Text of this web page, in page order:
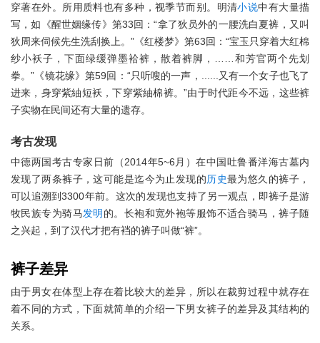
穿著在外。所用质料也有多种，视季节而别。明清小说中有大量描
写，如《醒世姻缘传》第33回：“拿了狄员外的一腰洗白夏裤，又叫
狄周来伺候先生洗刮换上。”《红楼梦》第63回：“宝玉只穿着大红棉
纱小袄子，下面绿缓弹墨袷裤，散着裤脚，……和芳官两个先划
拳。”《镜花缘》第59回：“只听嗖的一声，......又有一个女子也飞了
进来，身穿紫紬短袄，下穿紫紬棉裤。”由于时代距今不远，这些裤
子实物在民间还有大量的遗存。
考古发现
中德两国考古专家日前（2014年5~6月）在中国吐鲁番洋海古墓内
发现了两条裤子，这可能是迄今为止发现的历史最为悠久的裤子，
可以追溯到3300年前。这次的发现也支持了另一观点，即裤子是游
牧民族专为骑马发明 的。长袍和宽外袍等服饰不适合骑马，裤子随
之兴起，到了汉代才把有裆的裤子叫做“裤”。
裤子差异
由于男女在体型上存在着比较大的差异，所以在裁剪过程中就存在
着不同的方式，下面就简单的介绍一下男女裤子的差异及其结构的
关系。